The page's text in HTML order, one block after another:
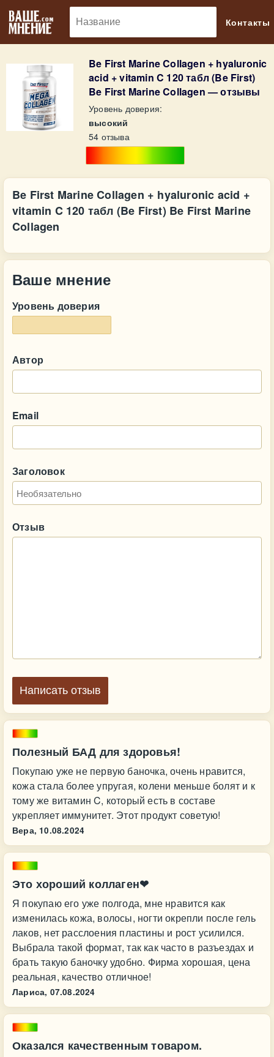
Контакты
Be First Marine Collagen + hyaluronic
acid + vitamin C 120 табл (Be First)
Be First Marine Collagen — отзывы
Уровень доверия:
высокий
54 отзыва
Полезный БАД для здоровья!
Покупаю уже не первую баночка, очень нравится,
кожа стала более упругая, колени меньше болят и к
тому же витамин C, который есть в составе
укрепляет иммунитет. Этот продукт советую!
Вера, 10.08.2024
Это хороший коллаген❤
Я покупаю его уже полгода, мне нравится как
изменилась кожа, волосы, ногти окрепли после гель
лаков, нет расслоения пластины и рост усилился.
Выбрала такой формат, так как часто в разъездах и
брать такую баночку удобно. Фирма хорошая, цена
реальная, качество отличное!
Лариса, 07.08.2024
Оказался качественным товаром.
Be First Marine Collagen + hyaluronic acid +
vitamin C 120 табл (Be First) Be First Marine
Collagen
Ваше мнение
Уровень доверия
Автор
Email
Заголовок
Отзыв
Написать отзыв